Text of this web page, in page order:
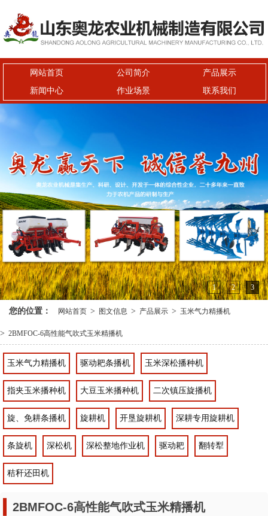
网站首页 公司简介
产品展示
新闻中心
作业场景 联系我们
1 2 3
您的位置： 网站首页 > 图文信息 > 产品展示 > 玉米气力精播机
> 2BMFOC-6高性能气吹式玉米精播机
玉米气力精播机 驱动耙条播机 玉米深松播种机
指夹玉米播种机 大豆玉米播种机 二次镇压旋播机
旋、免耕条播机 旋耕机 开垦旋耕机 深耕专用旋耕机
条旋机 深松机 深松整地作业机 驱动耙 翻转犁
秸秆还田机
2BMFOC-6高性能气吹式玉米精播机